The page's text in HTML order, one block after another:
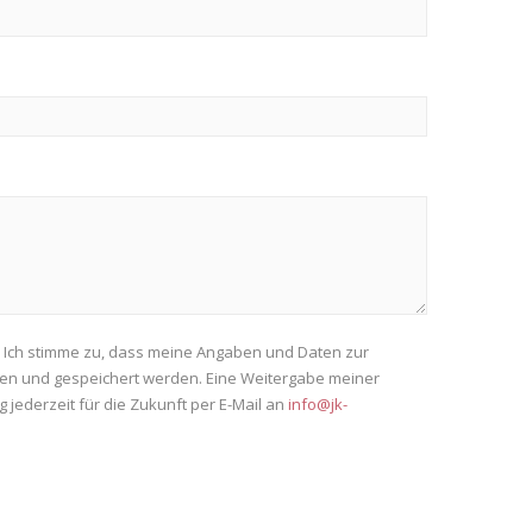
stimme zu, dass meine Angaben und Daten zur
und gespeichert werden. Eine Weitergabe meiner
jederzeit für die Zukunft per E-Mail aninfo@jk-